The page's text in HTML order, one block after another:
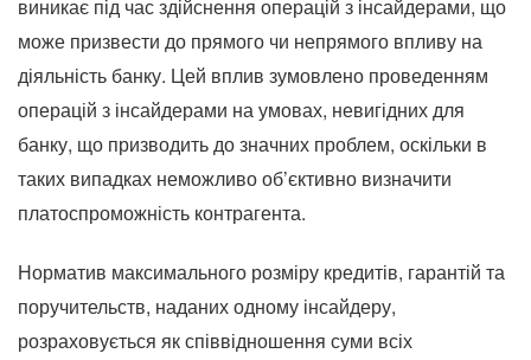
виникає під час здійснення операцій з інсайдерами, що
може призвести до прямого чи непрямого впливу на
діяльність банку. Цей вплив зумовлено проведенням
операцій з інсайдерами на умовах, невигідних для
банку, що призводить до значних проблем, оскільки в
таких випадках неможливо об’єктивно визначити
платоспроможність контрагента.
Норматив максимального розміру кредитів, гарантій та
поручительств, наданих одному інсайдеру,
розраховується як співвідношення суми всіх